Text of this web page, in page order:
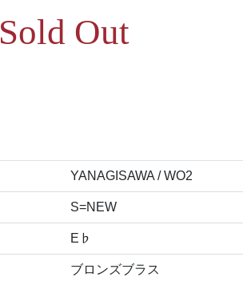
Sold Out
YANAGISAWA / WO2
S=NEW
E♭
ブロンズブラス